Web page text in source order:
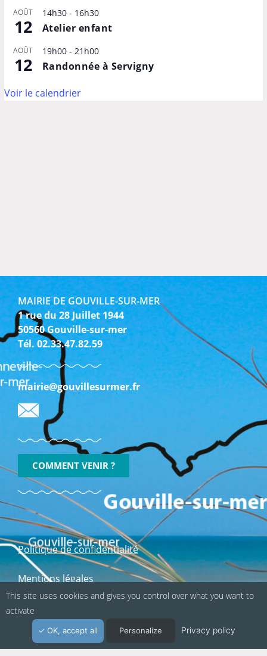
AOÛT
12
14h30- 16h30
Atelier enfant
AOÛT
12
19h00- 21h00
Randonnée à Servigny
Voir le calendrier
MAIRIE DE GOUVILLE-SUR-MER
1 rue du 28 Juillet 1944
50560 Gouville-sur-mer
Tél. 02.33.47.82.59
mairie@gouvillesurmer.fr
COMMENT VENIR ?
Politique de confidentialité
Mentions légales
This site uses cookies and gives you control over what you want to
activate
OK, accept all Personalize Privacy policy